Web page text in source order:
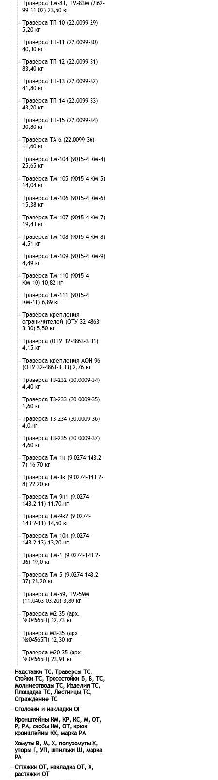
Траверса ТМ-83, ТМ-83М (Л62-
99 11.02) 23,50 кг
Траверса ТП-10 (22.0099-29)
5,20 кг
Траверса ТП-11 (22.0099-30)
40,30 кг
Траверса ТП-12 (22.0099-31)
83,40 кг
Траверса ТП-13 (22.0099-32)
41,80 кг
Траверса ТП-14 (22.0099-33)
43,20 кг
Траверса ТП-15 (22.0099-34)
30,80 кг
Траверса ТА-6 (22.0099-36)
11,60 кг
Траверса ТМ-104 (9015-4 КМ-4)
25,65 кг
Траверса ТМ-105 (9015-4 КМ-5)
14,04 кг
Траверса ТМ-106 (9015-4 КМ-6)
15,38 кг
Траверса ТМ-107 (9015-4 КМ-7)
19,43 кг
Траверса ТМ-108 (9015-4 КМ-8)
4,51 кг
Траверса ТМ-109 (9015-4 КМ-9)
4,49 кг
Траверса ТМ-110 (9015-4
КМ-10) 10,82 кг
Траверса ТМ-111 (9015-4
КМ-11) 6,89 кг
Траверса крепления
ограничителей (ОТУ 32-4863-
3.30) 5,50 кг
Траверса (ОТУ 32-4863-3.31)
4,15 кг
Траверса крепления АОН-96
(ОТУ 32-4863-3.33) 2,76 кг
Траверса ТЗ-232 (30.0009-34)
4,40 кг
Траверса ТЗ-233 (30.0009-35)
1,60 кг
Траверса ТЗ-234 (30.0009-36)
4,0 кг
Траверса ТЗ-235 (30.0009-37)
4,60 кг
Траверса ТМ-1к (9.0274-143.2-
7) 16,70 кг
Траверса ТМ-3к (9.0274-143.2-
8) 22,20 кг
Траверса ТМ-9к1 (9.0274-
143.2-11) 11,70 кг
Траверса ТМ-9к2 (9.0274-
143.2-11) 14,50 кг
Траверса ТМ-10к (9.0274-
143.2-13) 13,20 кг
Траверса ТМ-1 (9.0274-143.2-
36) 19,0 кг
Траверса ТМ-5 (9.0274-143.2-
37) 23,20 кг
Траверса ТМ-59, ТМ-59М
(11.0463 03.20) 3,80 кг
Траверса М2-35 (арх.
№04565П) 12,73 кг
Траверса М3-35 (арх.
№04565П) 12,30 кг
Траверса М20-35 (арх.
№04565П) 23,91 кг
Надставки ТС, Траверсы ТС,
Стойки ТС, Тросостойки Б, В, ТС,
Молниеотводы ТС, Изделия ТС,
Площадка ТС, Лестницы ТС,
Ограждение ТС
Оголовки и накладки ОГ
Кронштейны КМ, КР, КС, М, ОТ,
Р, РА, скобы КМ, ОТ, крюк
кронштейны КК, марка РА
Хомуты В, М, Х, полухомуты Х,
упоры Г, УП, шпильки Ш, марка
РА
Оттяжки ОТ, накладка ОТ, Х,
растяжки ОТ